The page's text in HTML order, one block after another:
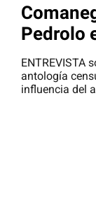
Pedrolo
ENTREVISTA
antología
influencia del